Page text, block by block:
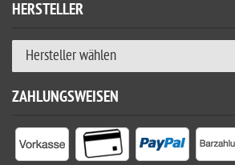
HERSTELLER
Hersteller wählen
ZAHLUNGSWEISEN